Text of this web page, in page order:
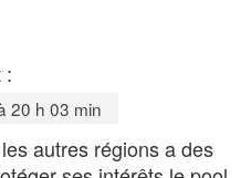
:
20 h 03 min
autres régions a des